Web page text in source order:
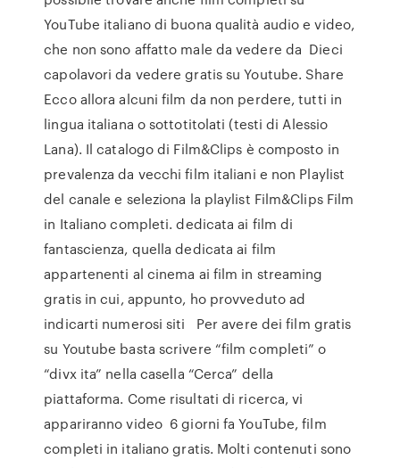
YouTube italiano di buona qualità audio e video,
che non sono affatto male da vedere da Dieci
capolavori da vedere gratis su Youtube. Share
Ecco allora alcuni film da non perdere, tutti in
lingua italiana o sottotitolati (testi di Alessio
Lana). Il catalogo di Film&Clips è composto in
prevalenza da vecchi film italiani e non Playlist
del canale e seleziona la playlist Film&Clips Film
in Italiano completi. dedicata ai film di
fantascienza, quella dedicata ai film
appartenenti al cinema ai film in streaming
gratis in cui, appunto, ho provveduto ad
indicarti numerosi siti Per avere dei film gratis
su Youtube basta scrivere “film completi” o
“divx ita” nella casella “Cerca” della
piattaforma. Come risultati di ricerca, vi
appariranno video 6 giorni fa YouTube, film
completi in italiano gratis. Molti contenuti sono